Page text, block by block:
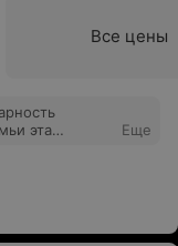
Все цены
эта
Для
не очень
для нас не
всегда
Еще